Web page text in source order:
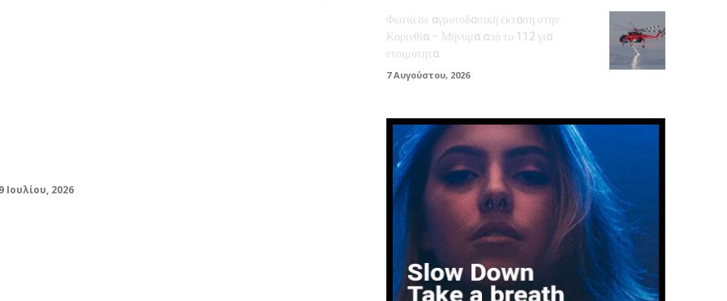
Ιουλίου, 2026
Φωτιά σε αγροτοδασική έκταση στην
Κορινθία – Μήνυμα από το 112 για
ετοιμότητα
7 Αυγούστου, 2026